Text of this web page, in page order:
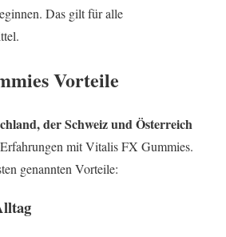
Das gilt für alle
Vorteile
der Schweiz und Österreich
mit Vitalis FX Gummies.
genannten Vorteile: